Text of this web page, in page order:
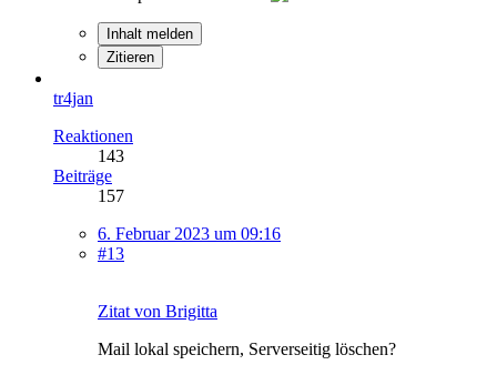
Inhalt melden
Zitieren
tr4jan
Reaktionen
143
Beiträge
157
6. Februar 2023 um 09:16
#13
Zitat von Brigitta
Mail lokal speichern, Serverseitig löschen?